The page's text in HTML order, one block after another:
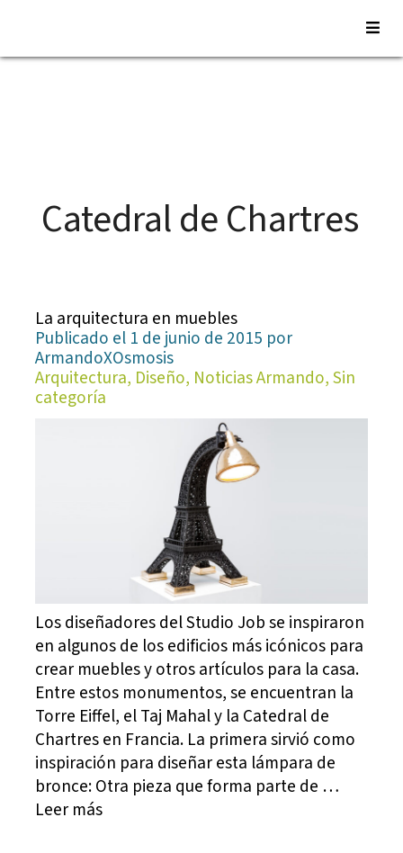
Saltar
Catedral de Chartres
La arquitectura en muebles
Publicado el 1 de junio de 2015 por
ArmandoXOsmosis
Arquitectura, Diseño, Noticias Armando, Sin
categoría
Los diseñadores del Studio Job se inspiraron
en algunos de los edificios más icónicos para
crear muebles y otros artículos para la casa.
Entre estos monumentos, se encuentran la
Torre Eiffel, el Taj Mahal y la Catedral de
Chartres en Francia. La primera sirvió como
inspiración para diseñar esta lámpara de
bronce: Otra pieza que forma parte de …
Leer más